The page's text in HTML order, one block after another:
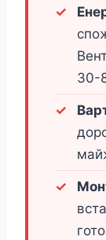
30-